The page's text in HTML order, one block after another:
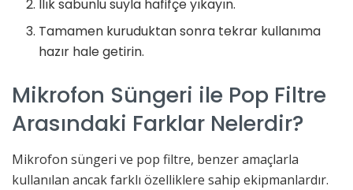
Ilık sabunlu suyla hafifçe yıkayın.
Tamamen kuruduktan sonra tekrar kullanıma
hazır hale getirin.
Mikrofon Süngeri ile Pop Filtre
Arasındaki Farklar Nelerdir?
Mikrofon süngeri ve pop filtre, benzer amaçlarla
kullanılan ancak farklı özelliklere sahip ekipmanlardır.